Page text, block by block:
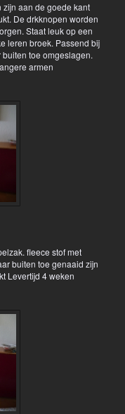
aan de goede kant
De drkknopen worden
Staat leuk op een
leren broek. Passend bij
toe omgeslagen.
armen
fleece stof met
buiten toe genaaid zijn
Levertijd 4 weken